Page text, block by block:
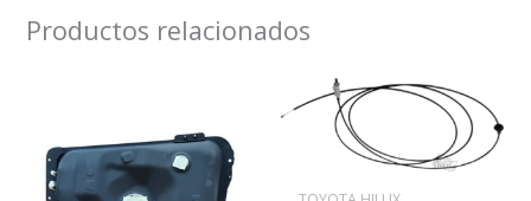
Productos relacionados